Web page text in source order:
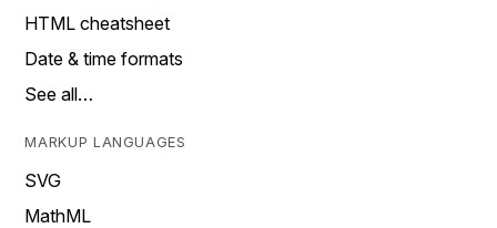
HTML cheatsheet
Date & time formats
See all…
MARKUP LANGUAGES
SVG
MathML